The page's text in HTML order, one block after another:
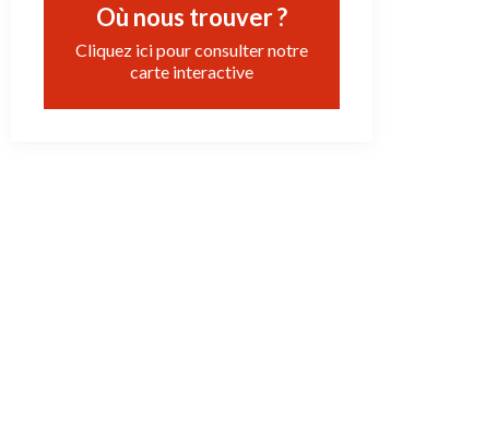
Où nous trouver ?
Cliquez ici pour consulter notre
carte interactive